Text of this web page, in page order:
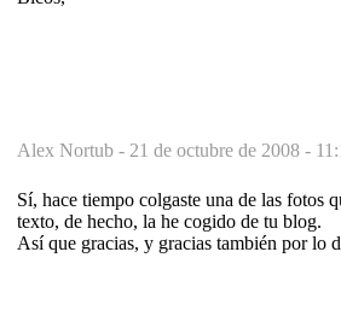
Alex Nortub - 21 de octubre de 2008 -
Sí, hace tiempo colgaste una de las fotos
texto, de hecho, la he cogido de tu blog.
Así que gracias, y gracias también por lo